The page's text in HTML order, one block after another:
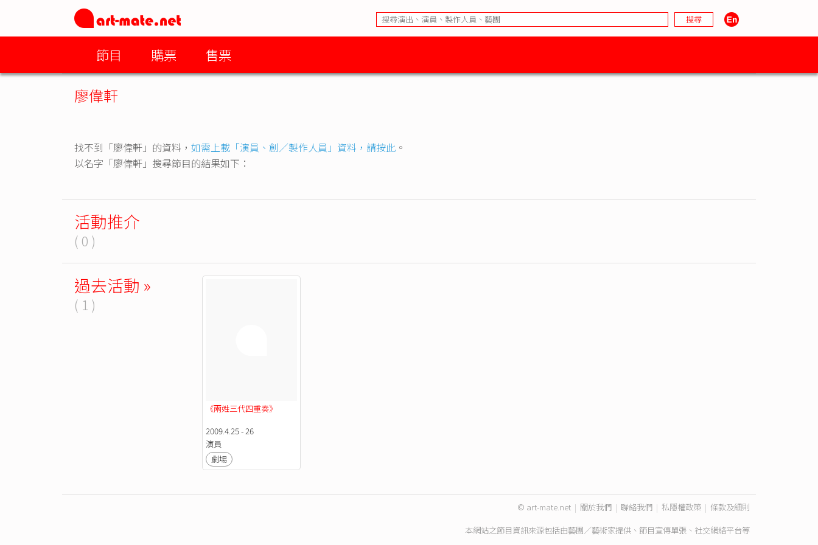
節目 購票 售票
廖偉軒
找不到「廖偉軒」的資料， 如需上載「演員、創／製作人員」資料，請按此 。
以名字「廖偉軒」搜尋節目的結果如下：
活動推介
( 0 )
過去活動 »
( 1 )
《兩姓三代四重奏》
2009.4.25 - 26
演員
劇場
© art-mate.net | 關於我們 | 聯絡我們 | 私隱權政策 | 條款及細則
本網站之節目資訊來源包括由藝團／藝術家提供、節目宣傳單張、社交網絡平台等